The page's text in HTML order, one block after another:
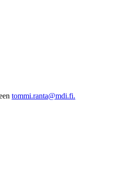
tommi.ranta@mdi.fi.